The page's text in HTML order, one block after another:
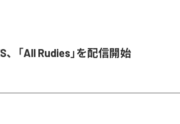
、「All Rudies」を配信開始